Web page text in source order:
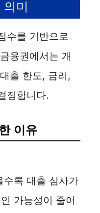
미
수를 기반으로
융권에서는 개
출 한도, 금리,
정합니다.
이유
수록 대출 심사가
가능성이 줄어